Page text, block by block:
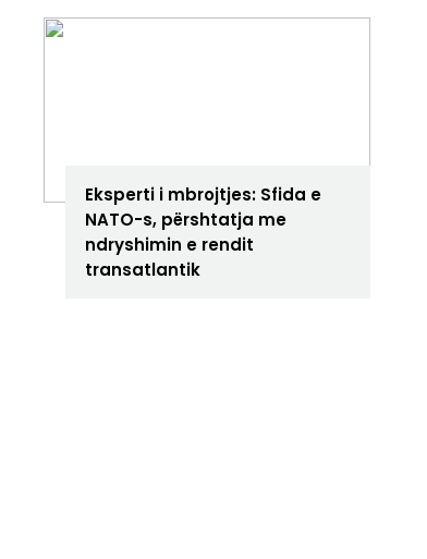
Eksperti i mbrojtjes: Sfida e
NATO-s, përshtatja me
ndryshimin e rendit
transatlantik